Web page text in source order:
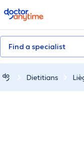
doctoranytime
Find a specialist
Dietitians